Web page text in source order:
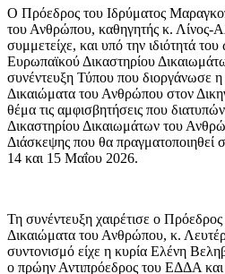
Ο Πρόεδρος του Ιδρύματος
του Ανθρώπου, καθηγητής κ. Λίνος-
συμμετείχε, και υπό την ιδιότητά
Ευρωπαϊκού Δικαστηρίου
συνέντευξη Τύπου που διοργάνωσε
Δικαιώματα του Ανθρώπου στον
θέμα τις αμφισβητήσεις που
Δικαστηρίου Δικαιωμάτων του
Διάσκεψης που θα πραγματοποιηθεί
14 και 15 Μαΐου 2026.
Τη συνέντευξη χαιρέτισε ο
Δικαιώματα του Ανθρώπου, κ.
συντονισμό είχε η κυρία Ελένη
ο πρώην Αντιπρόεδρος του ΕΔΔΑ και